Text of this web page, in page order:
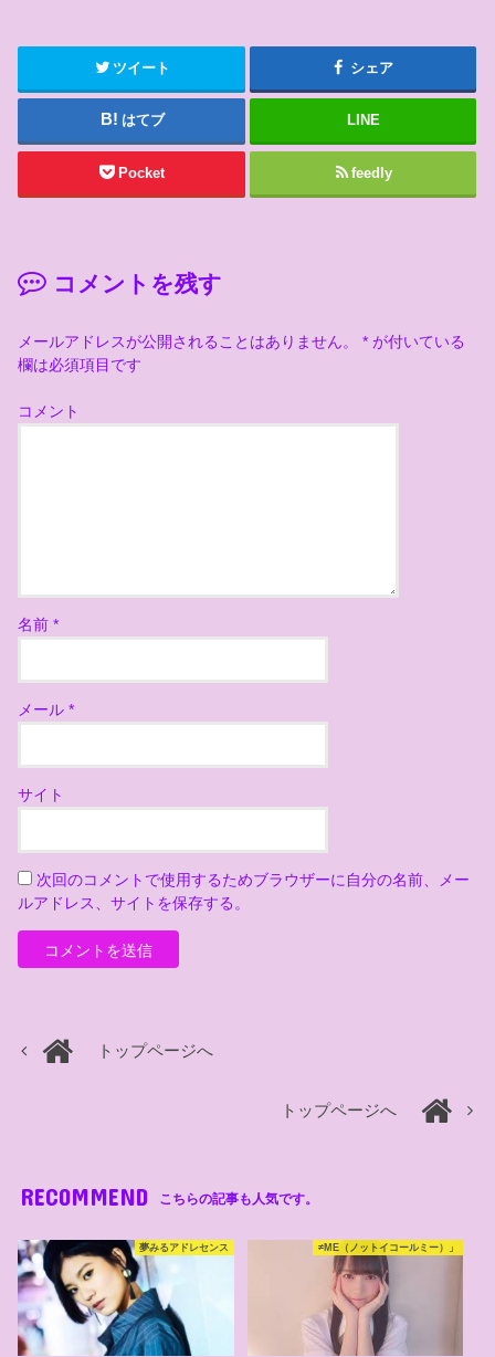
ツイート シェア
はてブ LINE
Pocket feedly
コメントを残す
メールアドレスが公開されることはありません。 * が付いている
欄は必須項目です
コメント
名前*
メール*
サイト
次回のコメントで使用するためブラウザーに自分の名前、メー
ルアドレス、サイトを保存する。
トップページへ
トップページへ
RECOMMEND こちらの記事も人気です。
夢みるアドレセンス ≠ME（ノットイコールミー）」